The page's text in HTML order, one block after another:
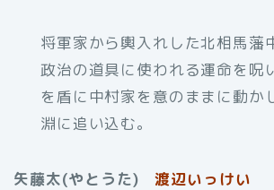
将軍家から輿入れした北相馬藩
政治の道具に使われる運命を呪
を盾に中村家を意のままに動か
淵に追い込む。
矢藤太(やとうた)渡辺いっけい